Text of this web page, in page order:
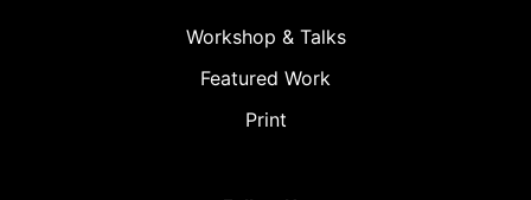
Workshop & Talks
Featured Work
Print